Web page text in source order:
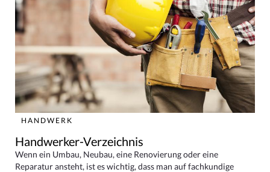
HANDWERK
Handwerker-Verzeichnis
Wenn ein Umbau, Neubau, eine Renovierung oder eine
Reparatur ansteht, ist es wichtig, dass man auf fachkundige